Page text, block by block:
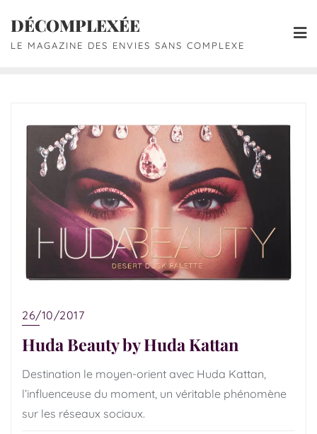
DÉCOMPLEXÉE
LE MAGAZINE DES ENVIES SANS COMPLEXE
26/10/2017
Huda Beauty by Huda Kattan
Destination le moyen-orient avec Huda Kattan,
l’influenceuse du moment, un véritable phénomène
sur les réseaux sociaux.